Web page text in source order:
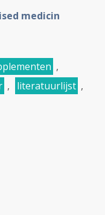
medicin
,
, literatuurlijst ,